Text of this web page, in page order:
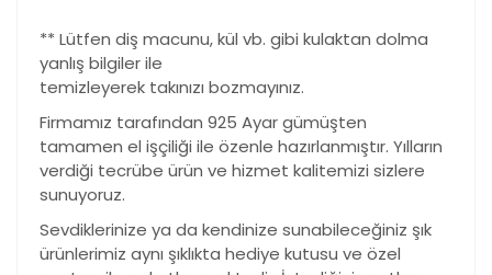
** Lütfen diş macunu, kül vb. gibi kulaktan dolma
yanlış bilgiler ile
temizleyerek takınızı bozmayınız.
Firmamız tarafından 925 Ayar gümüşten
tamamen el işçiliği ile özenle hazırlanmıştır. Yılların
verdiği tecrübe ürün ve hizmet kalitemizi sizlere
sunuyoruz.
Sevdiklerinize ya da kendinize sunabileceğiniz şık
ürünlerimiz aynı şıklıkta hediye kutusu ve özel